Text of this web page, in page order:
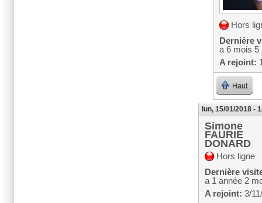
Hors
Dernière
a 6 mois 5
A rejoint:
Haut
lun, 15/01/2018 -
Simone
FAURIE
DONARD
Hors ligne
Dernière
a 1 année 2
A rejoint: 3/